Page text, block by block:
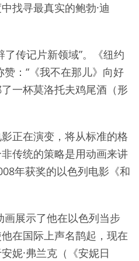
找寻最真实的鲍勃·迪
传记片新领域”。《纽约
赞：“《我不在那儿》向好
一杯莫洛托夫鸡尾酒（形
正在演变，将从标准的格
传统的策略是用动画来讲
年获奖的以色列电影《和
画展示了他在以色列当步
在国际上声名鹊起，现在
妮·弗兰克（《安妮日